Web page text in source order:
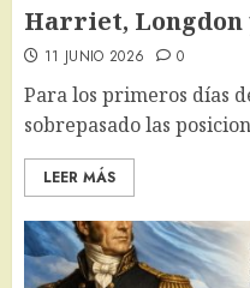
Harriet, Longdon
11 JUNIO 2026 0
Para los primeros días
sobrepasado las
LEER MÁS